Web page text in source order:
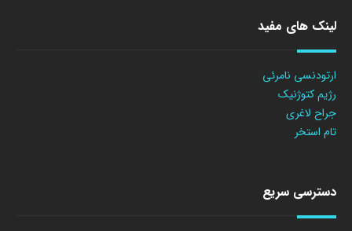
لینک های مفید
ارتودنسی نامرئی
رژیم کتوژنیک
جراح لاغری
تام استخر
دسترسی سریع